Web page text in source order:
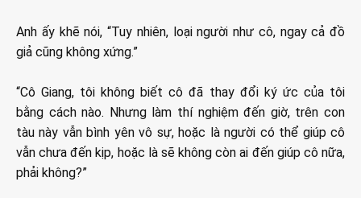
Anh ấy khẽ nói, “Tuy nhiên, loại người như cô, ngay cả đồ
giả cũng không xứng.”
“Cô Giang, tôi không biết cô đã thay đổi ký ức của tôi
bằng cách nào. Nhưng làm thí nghiệm đến giờ, trên con
tàu này vẫn bình yên vô sự, hoặc là người có thể giúp cô
vẫn chưa đến kịp, hoặc là sẽ không còn ai đến giúp cô nữa,
phải không?”